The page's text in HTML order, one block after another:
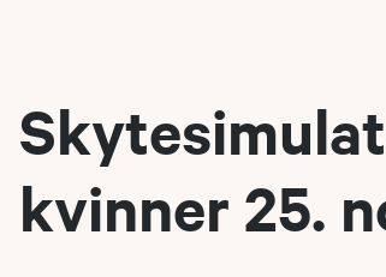
kvinner 25.